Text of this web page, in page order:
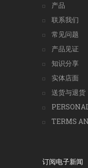
产品
联系我们
常见问题
产品见证
知识分享
实体店面
送货与退货
TERMS
订阅电子新闻